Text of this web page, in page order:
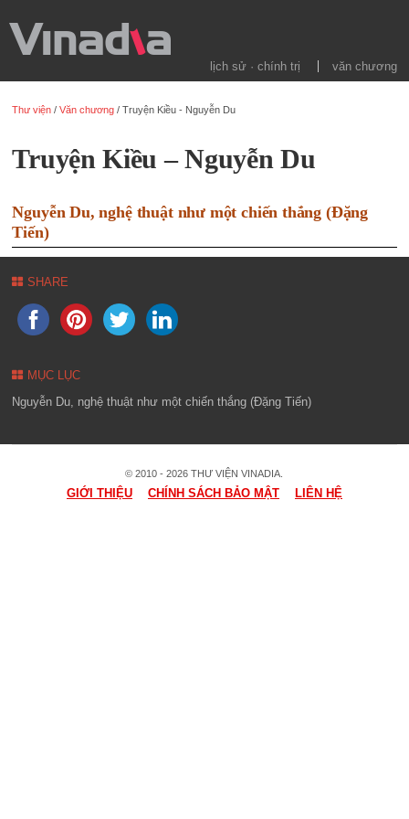
lịch sử · chính trị văn chương
Thư viện /Văn chương /Truyện Kiều - Nguyễn Du
Truyện Kiều – Nguyễn Du
Nguyễn Du, nghệ thuật như một chiến thắng (Đặng
Tiến)
SHARE
MỤC LỤC
Nguyễn Du, nghệ thuật như một chiến thắng (Đặng Tiến)
© 2010 - 2026 THƯ VIỆN VINADIA.
GIỚI THIỆU CHÍNH SÁCH BẢO MẬT LIÊN HỆ